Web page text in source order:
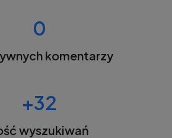
0
komentarzy
+32
wyszukiwań